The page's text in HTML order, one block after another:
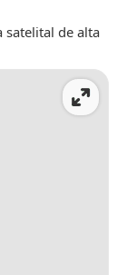
satelital de alta